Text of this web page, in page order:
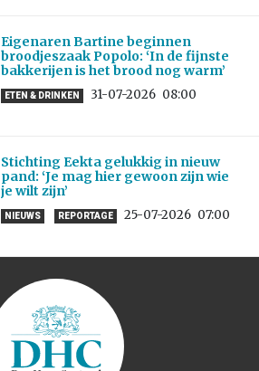
Eigenaren Bartine beginnen
broodjeszaak Popolo: ‘In de fijnste
bakkerijen is het brood nog warm’
ETEN & DRINKEN 31-07-2026 08:00
Stichting Eekta gelukkig in nieuw
pand: ‘Je mag hier gewoon zijn wie
je wilt zijn’
NIEUWS REPORTAGE 25-07-2026 07:00